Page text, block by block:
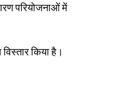
परियोजनाओं में
किया है।